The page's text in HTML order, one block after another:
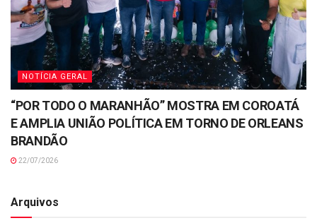
NOTÍCIA GERAL
“POR TODO O MARANHÃO” MOSTRA EM COROATÁ
E AMPLIA UNIÃO POLÍTICA EM TORNO DE ORLEANS
BRANDÃO
22/07/2026
Arquivos